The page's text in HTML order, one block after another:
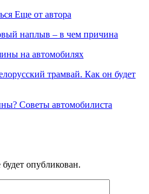
Еще от автора
наплыв – в чем причина
на автомобилях
трамвай. Как он будет
Советы автомобилиста
опубликован.